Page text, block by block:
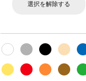
選択を解除する